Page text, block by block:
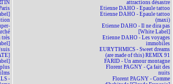
très
-
attractions désastre
Etienne DAHO - Epaule tattoo
Etienne DAHO - Epaule tattoo
(maxi)
Etienne DAHO - Il ne dira pas
[White Label]
Etienne DAHO - Les voyages
immobiles
EURYTHMICS - Sweet dreams
(are made of this) REMIX 91
FARID - Un amour montagne
Florent PAGNY - Ça fait des
nuits
Florent PAGNY - Comme